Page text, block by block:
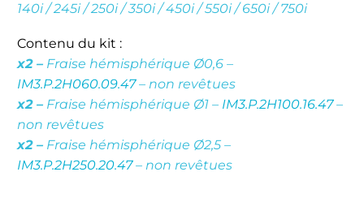
140i / 245i / 250i / 350i / 450i / 550i / 650i / 750i
Contenu du kit :
x2 – Fraise hémisphérique Ø0,6 –
IM3.P.2H060.09.47– non revêtues
x2 – Fraise hémisphérique Ø1 – IM3.P.2H100.16.47–
non revêtues
x2 – Fraise hémisphérique Ø2,5 –
IM3.P.2H250.20.47– non revêtues